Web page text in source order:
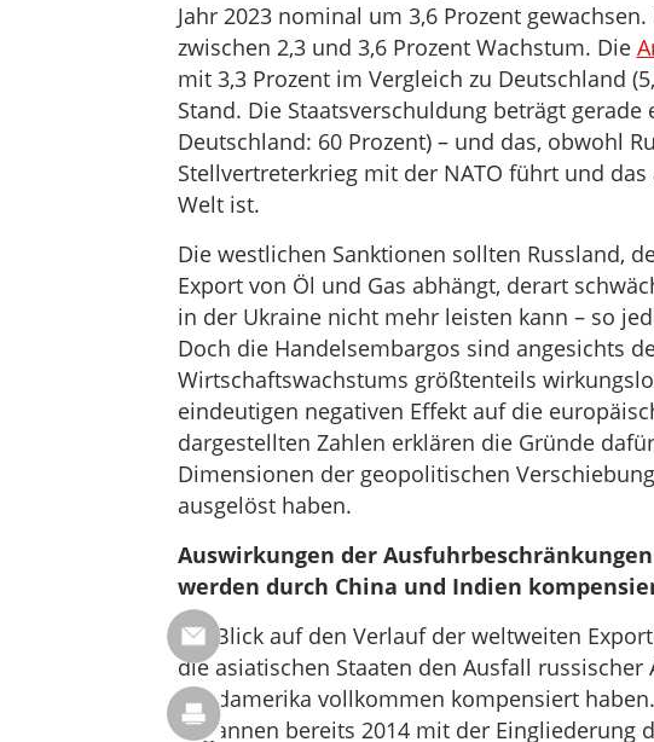
Jahr 2023 nominal um 3,6 Prozent gewachsen.
zwischen 2,3 und 3,6 Prozent Wachstum. Die
mit 3,3 Prozent im Vergleich zu Deutschland
Stand. Die Staatsverschuldung beträgt gerade
Deutschland: 60 Prozent) – und das, obwohl
Stellvertreterkrieg mit der NATO führt und
Welt ist.
Die westlichen Sanktionen sollten Russland,
Export von Öl und Gas abhängt, derart
in der Ukraine nicht mehr leisten kann – so
Doch die Handelsembargos sind angesichts
Wirtschaftswachstums größtenteils
eindeutigen negativen Effekt auf die
dargestellten Zahlen erklären die Gründe
Dimensionen der geopolitischen
ausgelöst haben.
Auswirkungen der
werden durch China und Indien
Ein Blick auf den Verlauf der weltweiten
die asiatischen Staaten den Ausfall
Nordamerika vollkommen kompensiert
begannen bereits 2014 mit der Eingliederung